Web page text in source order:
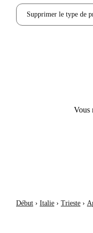
Supprimer le type de
Vous
Début › Italie › Trieste ›